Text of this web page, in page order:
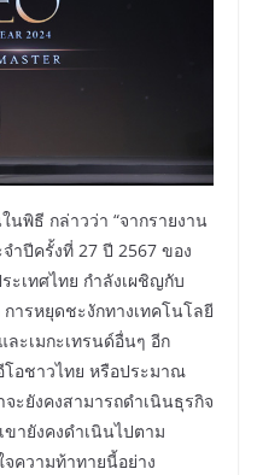
พิธี กล่าวว่า “จากรายงาน
ำปีครั้งที่ 27 ปี 2567 ของ
ะเทศไทย กำลังเผชิญกับ
ารหยุดชะงักทางเทคโนโลยี
ะเมกะเทรนด์อื่นๆ อีก
อชาวไทย หรือประมาณ
ะยังคงสามารถดำเนินธุรกิจ
ายังคงดำเนินไปตาม
ความท้าทายนี้อย่าง